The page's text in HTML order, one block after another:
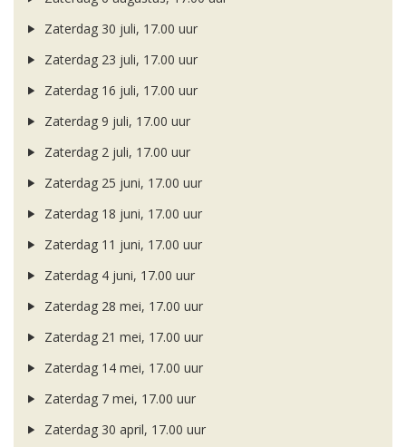
Zaterdag 30 juli, 17.00 uur
Zaterdag 23 juli, 17.00 uur
Zaterdag 16 juli, 17.00 uur
Zaterdag 9 juli, 17.00 uur
Zaterdag 2 juli, 17.00 uur
Zaterdag 25 juni, 17.00 uur
Zaterdag 18 juni, 17.00 uur
Zaterdag 11 juni, 17.00 uur
Zaterdag 4 juni, 17.00 uur
Zaterdag 28 mei, 17.00 uur
Zaterdag 21 mei, 17.00 uur
Zaterdag 14 mei, 17.00 uur
Zaterdag 7 mei, 17.00 uur
Zaterdag 30 april, 17.00 uur